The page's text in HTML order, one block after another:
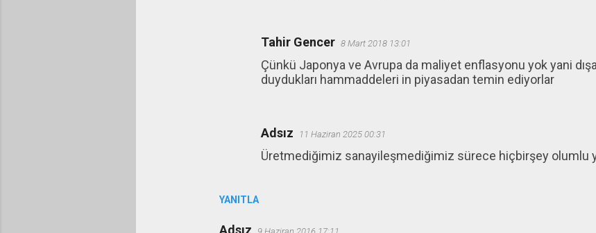
YANITLA
Tahir Gencer 8 Mart 2018 13:01
Çünkü Japonya ve Avrupa da maliyet enflasyonu yok yani
duydukları hammaddeleri in piyasadan temin ediyorlar
Adsız 11 Haziran 2025 00:31
Üretmediğimiz sanayileşmediğimiz sürece hiçbirşey olumlu
Adsız 9 Haziran 2016 17:11